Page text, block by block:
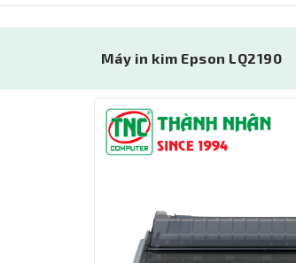
Máy in kim Epson LQ2190